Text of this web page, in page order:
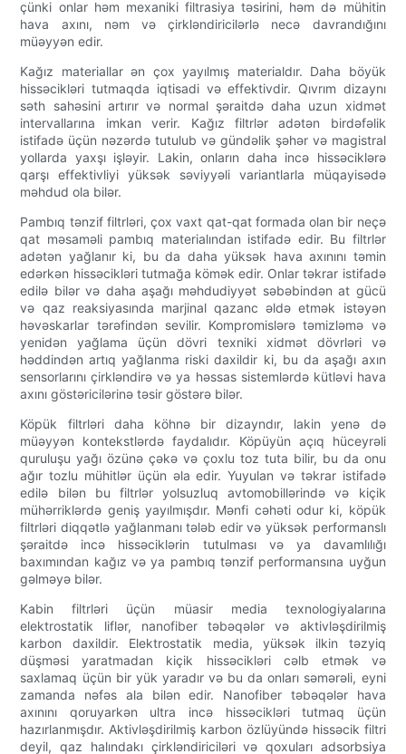
çünki onlar həm mexaniki filtrasiya təsirini, həm də mühitin
hava axını, nəm və çirkləndiricilərlə necə davrandığını
müəyyən edir.
Kağız materiallar ən çox yayılmış materialdır. Daha böyük
hissəcikləri tutmaqda iqtisadi və effektivdir. Qıvrım dizaynı
səth sahəsini artırır və normal şəraitdə daha uzun xidmət
intervallarına imkan verir. Kağız filtrlər adətən birdəfəlik
istifadə üçün nəzərdə tutulub və gündəlik şəhər və magistral
yollarda yaxşı işləyir. Lakin, onların daha incə hissəciklərə
qarşı effektivliyi yüksək səviyyəli variantlarla müqayisədə
məhdud ola bilər.
Pambıq tənzif filtrləri, çox vaxt qat-qat formada olan bir neçə
qat məsaməli pambıq materialından istifadə edir. Bu filtrlər
adətən yağlanır ki, bu da daha yüksək hava axınını təmin
edərkən hissəcikləri tutmağa kömək edir. Onlar təkrar istifadə
edilə bilər və daha aşağı məhdudiyyət səbəbindən at gücü
və qaz reaksiyasında marjinal qazanc əldə etmək istəyən
həvəskarlar tərəfindən sevilir. Kompromislərə təmizləmə və
yenidən yağlama üçün dövri texniki xidmət dövrləri və
həddindən artıq yağlanma riski daxildir ki, bu da aşağı axın
sensorlarını çirkləndirə və ya həssas sistemlərdə kütləvi hava
axını göstəricilərinə təsir göstərə bilər.
Köpük filtrləri daha köhnə bir dizayndır, lakin yenə də
müəyyən kontekstlərdə faydalıdır. Köpüyün açıq hüceyrəli
quruluşu yağı özünə çəkə və çoxlu toz tuta bilir, bu da onu
ağır tozlu mühitlər üçün əla edir. Yuyulan və təkrar istifadə
edilə bilən bu filtrlər yolsuzluq avtomobillərində və kiçik
mühərriklərdə geniş yayılmışdır. Mənfi cəhəti odur ki, köpük
filtrləri diqqətlə yağlanmanı tələb edir və yüksək performanslı
şəraitdə incə hissəciklərin tutulması və ya davamlılığı
baxımından kağız və ya pambıq tənzif performansına uyğun
gəlməyə bilər.
Kabin filtrləri üçün müasir media texnologiyalarına
elektrostatik liflər, nanofiber təbəqələr və aktivləşdirilmiş
karbon daxildir. Elektrostatik media, yüksək ilkin təzyiq
düşməsi yaratmadan kiçik hissəcikləri cəlb etmək və
saxlamaq üçün bir yük yaradır və bu da onları səmərəli, eyni
zamanda nəfəs ala bilən edir. Nanofiber təbəqələr hava
axınını qoruyarkən ultra incə hissəcikləri tutmaq üçün
hazırlanmışdır. Aktivləşdirilmiş karbon özlüyündə hissəcik filtri
deyil, qaz halındakı çirkləndiriciləri və qoxuları adsorbsiya